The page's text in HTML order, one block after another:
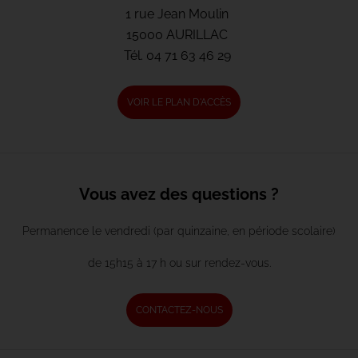
1 rue Jean Moulin
15000 AURILLAC
Tél. 04 71 63 46 29
VOIR LE PLAN D'ACCÈS
Vous avez des questions ?
Permanence le vendredi (par quinzaine, en période scolaire)
de 15h15 à 17 h ou sur rendez-vous.
CONTACTEZ-NOUS